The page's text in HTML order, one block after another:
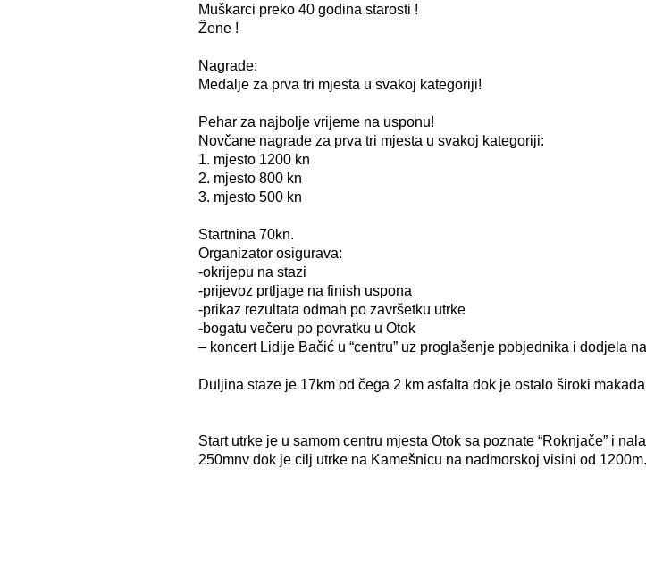
Muškarci preko 40 godina starosti !
Žene !
Nagrade:
Medalje za prva tri mjesta u svakoj kategoriji!
Pehar za najbolje vrijeme na usponu!
Novčane nagrade za prva tri mjesta u svakoj kategoriji:
1. mjesto 1200 kn
2. mjesto 800 kn
3. mjesto 500 kn
Startnina 70kn.
Organizator osigurava:
-okrijepu na stazi
-prijevoz prtljage na finish uspona
-prikaz rezultata odmah po završetku utrke
-bogatu večeru po povratku u Otok
– koncert Lidije Bačić u “centru” uz proglašenje pobjednika i dodjela
Duljina staze je 17km od čega 2 km asfalta dok je ostalo široki
Start utrke je u samom centru mjesta Otok sa poznate “Roknjače” i
250mnv dok je cilj utrke na Kamešnicu na nadmorskoj visini od 1200m.